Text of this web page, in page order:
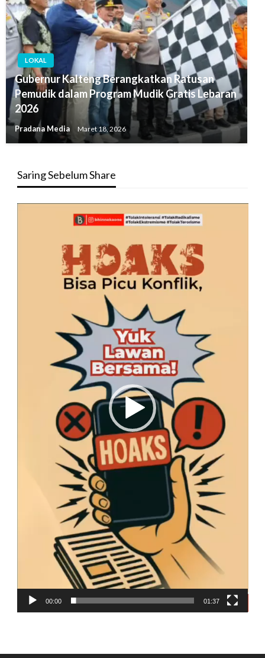
LOKAL
Gubernur Kalteng Berangkatkan Ratusan
Pemudik dalam Program Mudik Gratis Lebaran
2026
Pradana Media Maret 18, 2026
Saring Sebelum Share
00:00 01:37